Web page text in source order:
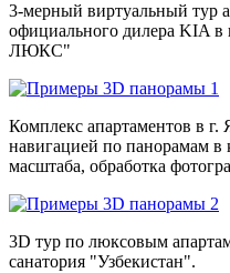
3-мерный виртуальный тур
официального дилера KIA
ЛЮКС"
Комплекс апартаментов в
навигацией по панорамам в
масштаба, обработка
3D тур по люксовым
санатория "Узбекистан".